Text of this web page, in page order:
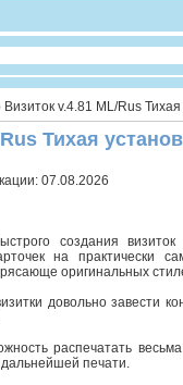
v.4.81 ML/Rus
Тихая
07.08.2026
создания
на
оригинальных
довольно завести
распечатать
печати.